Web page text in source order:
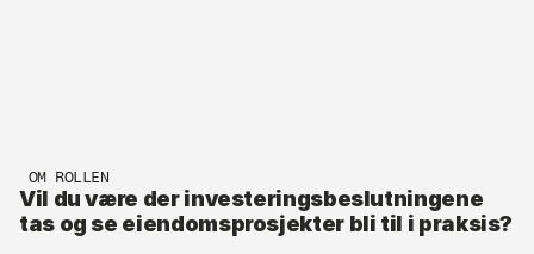
OM ROLLEN
Vil du være der investeringsbeslutningene
tas og se eiendomsprosjekter bli til i praksis?